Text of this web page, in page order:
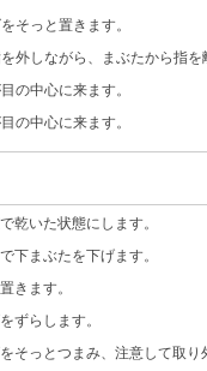
そっと置きます。
外しながら、まぶたから指を
の中心に来ます。
の中心に来ます。
乾いた状態にします。
下まぶたを下げます。
きます。
ずらします。
そっとつまみ、注意して取り